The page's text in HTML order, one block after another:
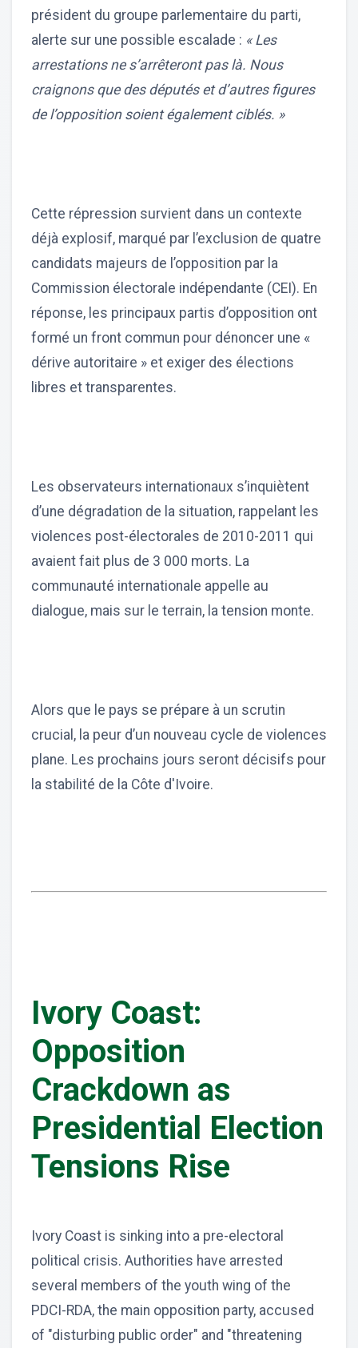
président du groupe parlementaire du parti,
alerte sur une possible escalade : « Les
arrestations ne s’arrêteront pas là. Nous
craignons que des députés et d’autres figures
de l’opposition soient également ciblés. »
Cette répression survient dans un contexte
déjà explosif, marqué par l’exclusion de quatre
candidats majeurs de l’opposition par la
Commission électorale indépendante (CEI). En
réponse, les principaux partis d’opposition ont
formé un front commun pour dénoncer une «
dérive autoritaire » et exiger des élections
libres et transparentes.
Les observateurs internationaux s’inquiètent
d’une dégradation de la situation, rappelant les
violences post-électorales de 2010-2011 qui
avaient fait plus de 3 000 morts. La
communauté internationale appelle au
dialogue, mais sur le terrain, la tension monte.
Alors que le pays se prépare à un scrutin
crucial, la peur d’un nouveau cycle de violences
plane. Les prochains jours seront décisifs pour
la stabilité de la Côte d'Ivoire.
Ivory Coast:
Opposition
Crackdown as
Presidential Election
Tensions Rise
Ivory Coast is sinking into a pre-electoral
political crisis. Authorities have arrested
several members of the youth wing of the
PDCI-RDA, the main opposition party, accused
of "disturbing public order" and "threatening